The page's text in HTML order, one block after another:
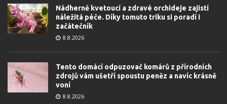
Nádherně kvetoucí a zdravé orchideje zajistí
náležitá péče. Díky tomuto triku si poradí i
začátečník
8.8.2026
Tento domácí odpuzovač komárů z přírodních
zdrojů vám ušetří spoustu peněz a navíc krásně
voní
8.8.2026